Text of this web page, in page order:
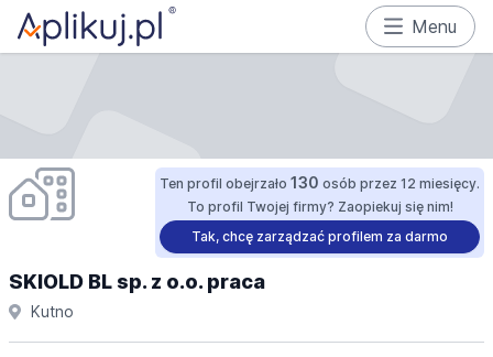
Menu
Ten profil obejrzało 130 osób przez 12 miesięcy.
To profil Twojej firmy? Zaopiekuj się nim!
Tak, chcę zarządzać profilem za darmo
SKIOLD BL sp. z o.o. praca
Kutno